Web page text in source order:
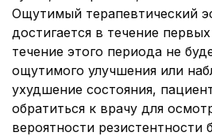
Ощутимый терапевтический
достигается в течение
течение этого периода не
ощутимого улучшения или
ухудшение состояния,
обратиться к врачу для
вероятности резистентности